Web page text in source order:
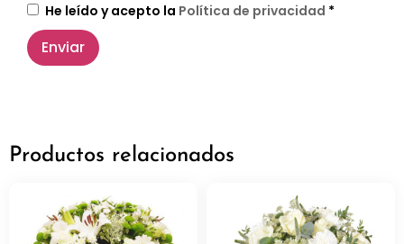
He leído y acepto la Política de privacidad *
Productos relacionados